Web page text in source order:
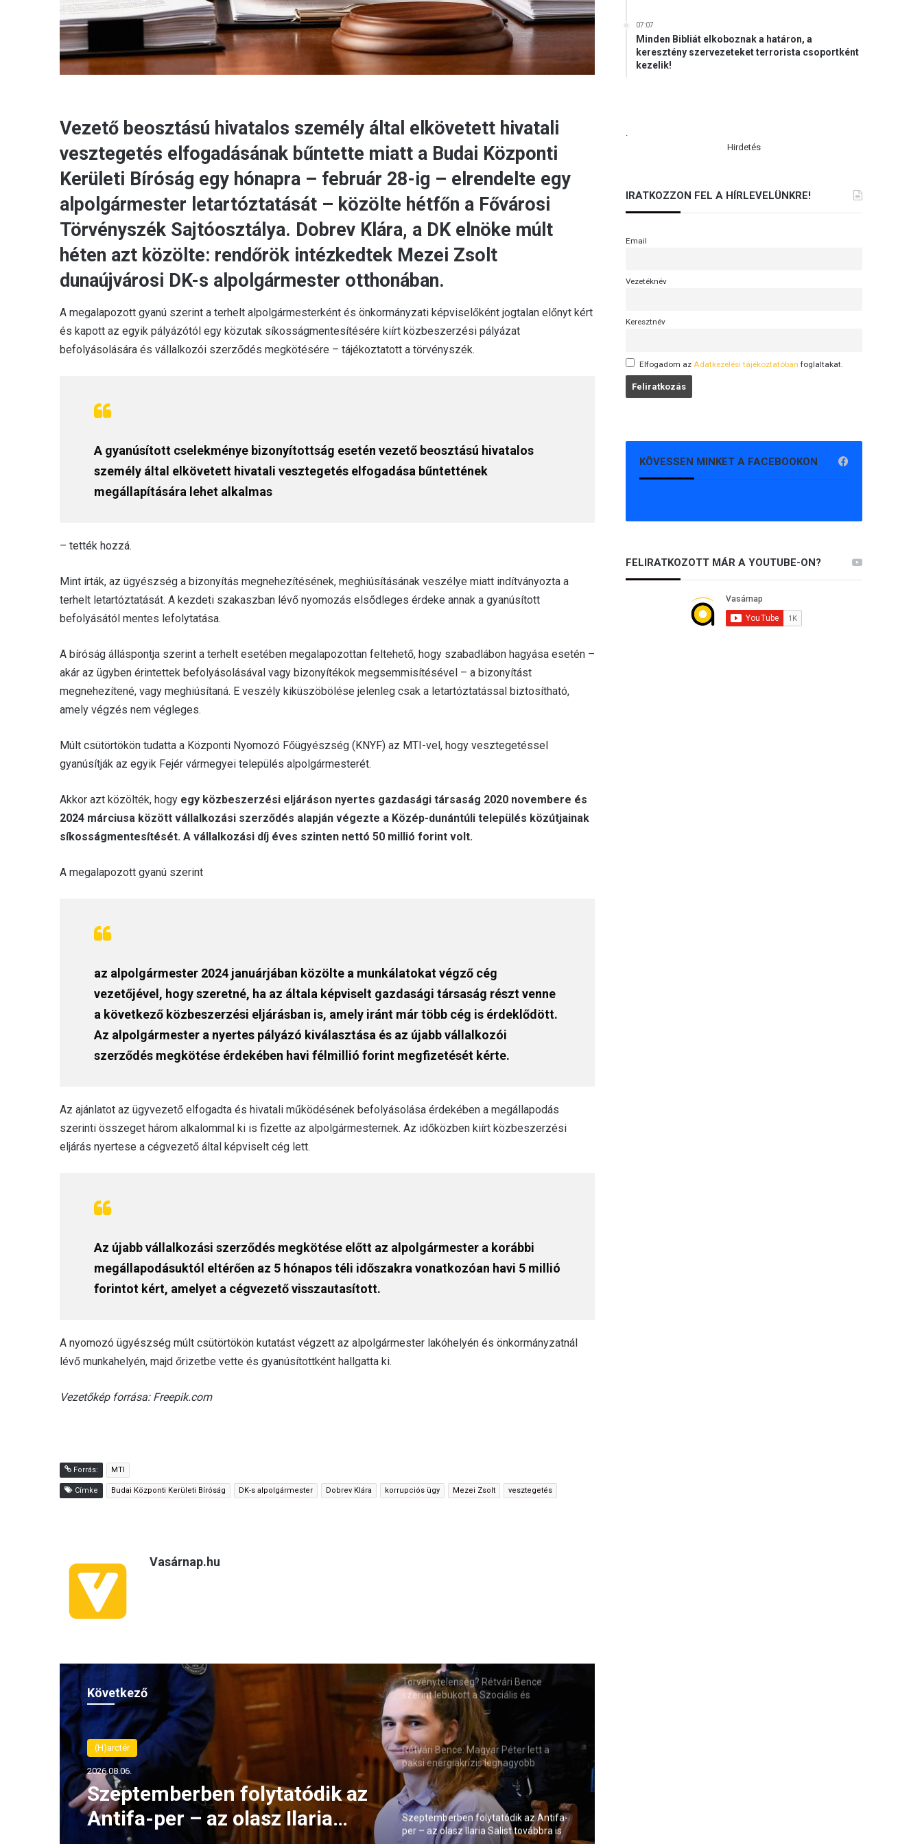
Vezető beosztású hivatalos személy által elkövetett hivatali
vesztegetés elfogadásának bűntette miatt a Budai Központi
Kerületi Bíróság egy hónapra – február 28-ig – elrendelte egy
alpolgármester letartóztatását – közölte hétfőn a Fővárosi
Törvényszék Sajtóosztálya. Dobrev Klára, a DK elnöke múlt
héten azt közölte: rendőrök intézkedtek Mezei Zsolt
dunaújvárosi DK-s alpolgármester otthonában.
A megalapozott gyanú szerint a terhelt alpolgármesterként és önkormányzati képviselőként jogtalan előnyt kért
és kapott az egyik pályázótól egy közutak síkosságmentesítésére kiírt közbeszerzési pályázat
befolyásolására és vállalkozói szerződés megkötésére – tájékoztatott a törvényszék.
A gyanúsított cselekménye bizonyítottság esetén vezető beosztású hivatalos
személy által elkövetett hivatali vesztegetés elfogadása bűntettének
megállapítására lehet alkalmas
– tették hozzá.
Mint írták, az ügyészség a bizonyítás megnehezítésének, meghiúsításának veszélye miatt indítványozta a
terhelt letartóztatását. A kezdeti szakaszban lévő nyomozás elsődleges érdeke annak a gyanúsított
befolyásától mentes lefolytatása.
A bíróság álláspontja szerint a terhelt esetében megalapozottan feltehető, hogy szabadlábon hagyása esetén –
akár az ügyben érintettek befolyásolásával vagy bizonyítékok megsemmisítésével – a bizonyítást
megnehezítené, vagy meghiúsítaná. E veszély kiküszöbölése jelenleg csak a letartóztatással biztosítható,
amely végzés nem végleges.
Múlt csütörtökön tudatta a Központi Nyomozó Főügyészség (KNYF) az MTI-vel, hogy vesztegetéssel
gyanúsítják az egyik Fejér vármegyei település alpolgármesterét.
Akkor azt közölték, hogy egy közbeszerzési eljáráson nyertes gazdasági társaság 2020 novembere és
2024 márciusa között vállalkozási szerződés alapján végezte a Közép-dunántúli település közútjainak
síkosságmentesítését. A vállalkozási díj éves szinten nettó 50 millió forint volt.
A megalapozott gyanú szerint
az alpolgármester 2024 januárjában közölte a munkálatokat végző cég
vezetőjével, hogy szeretné, ha az általa képviselt gazdasági társaság részt venne
a következő közbeszerzési eljárásban is, amely iránt már több cég is érdeklődött.
Az alpolgármester a nyertes pályázó kiválasztása és az újabb vállalkozói
szerződés megkötése érdekében havi félmillió forint megfizetését kérte.
Az ajánlatot az ügyvezető elfogadta és hivatali működésének befolyásolása érdekében a megállapodás
szerinti összeget három alkalommal ki is fizette az alpolgármesternek. Az időközben kiírt közbeszerzési
eljárás nyertese a cégvezető által képviselt cég lett.
Az újabb vállalkozási szerződés megkötése előtt az alpolgármester a korábbi
megállapodásuktól eltérően az 5 hónapos téli időszakra vonatkozóan havi 5 millió
forintot kért, amelyet a cégvezető visszautasított.
A nyomozó ügyészség múlt csütörtökön kutatást végzett az alpolgármester lakóhelyén és önkormányzatnál
lévő munkahelyén, majd őrizetbe vette és gyanúsítottként hallgatta ki.
Vezetőkép forrása: Freepik.com
Forrás: MTI
Címke Budai Központi Kerületi Bíróság DK-s alpolgármester Dobrev Klára korrupciós ügy Mezei Zsolt vesztegetés
Vasárnap.hu
Következő
(H)arctér
2026.08.06.
Szeptemberben folytatódik az
Antifa-per – az olasz Ilaria
Törvénytelenség? Rétvári Bence
szerint lebukott a Szociális és
Családügyi Minisztérium
Rétvári Bence: Magyar Péter lett a
paksi energiakrízis legnagyobb
rémhírterjesztője (VIDEÓ)
Szeptemberben folytatódik az Antifa-
per – az olasz Ilaria Salist továbbra is
07:07
Minden Bibliát elkoboznak a határon, a
keresztény szervezeteket terrorista csoportként
kezelik!
.
Hirdetés
IRATKOZZON FEL A HÍRLEVELÜNKRE!
Email
Vezetéknév
Keresztnév
Elfogadom az Adatkezelési tájékoztatóban foglaltakat.
KÖVESSEN MINKET A FACEBOOKON
FELIRATKOZOTT MÁR A YOUTUBE-ON?